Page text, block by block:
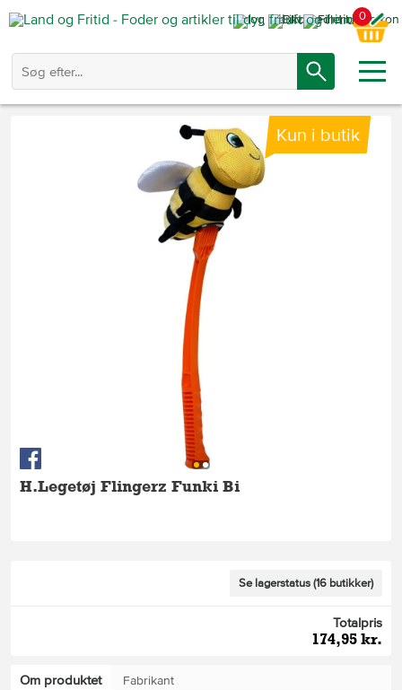
0
H.Legetøj Flingerz Funki Bi
Kun i butik
Se lagerstatus (16 butikker)
Totalpris
174,95 kr.
Om produktet Fabrikant